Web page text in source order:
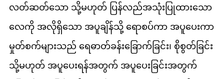
လတ်ဆတ်သော သို့မဟုတ် ပြန်လည်အသုံးပြုထားသော
လေကို အလိုရှိသော အပူချိန်သို့ ရောစပ်ကာ အပူပေးကာ
မှုတ်စက်များသည် ရေဓာတ်ခန်းခြောက်ခြင်း၊ စိုစွတ်ခြင်း
သို့မဟုတ် အပူပေးရန်အတွက် အပူပေးခြင်းအတွက်